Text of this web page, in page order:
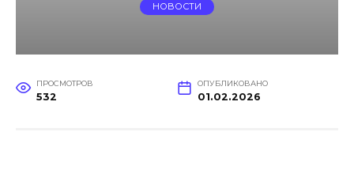
НОВОСТИ
ПРОСМОТРОВ
532
ОПУБЛИКОВАНО
01.02.2026